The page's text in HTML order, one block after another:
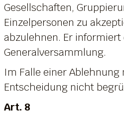
Gesellschaften,
Einzelpersonen zu
abzulehnen. Er
Generalversammlung.
Im Falle einer Ablehnung
Entscheidung nicht
Art. 8